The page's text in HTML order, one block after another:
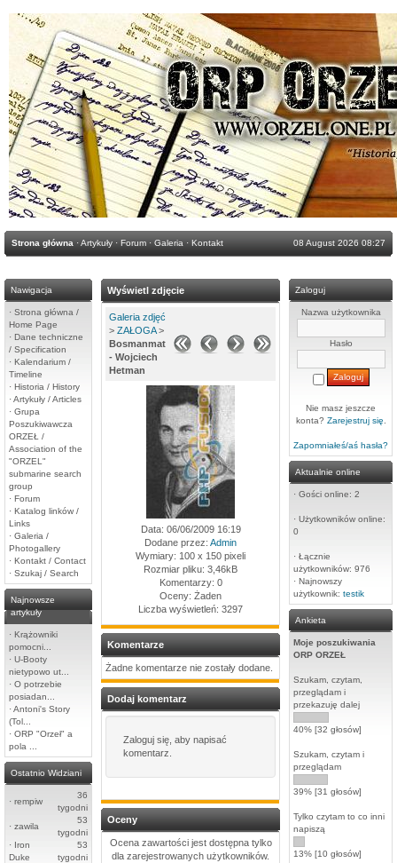
Strona główna ·Artykuły · Forum · Galeria · Kontakt 08 August 2026 08:27
Nawigacja
· Strona główna /
Home Page
· Dane techniczne
/ Specification
· Kalendarium /
Timeline
· Historia / History
·Artykuły / Articles
· Grupa
Poszukiwawcza
ORZEŁ /
Association of the
"ORZEL"
submarine search
group
· Forum
· Katalog linków /
Links
· Galeria /
Photogallery
· Kontakt / Contact
· Szukaj / Search
Najnowsze
artykuły
· Krążowniki
pomocni...
· U-Booty
nietypowo ut...
· O potrzebie
posiadan...
·Antoni's Story
(Tol...
· ORP "Orzeł" a
pola ...
Ostatnio Widziani
· rempiw
36
tygodni
· zawila
53
tygodni
· Iron
Duke
53
tygodni
Wyświetl zdjęcie
Galeria zdjęć
> ZAŁOGA>
Bosmanmat
- Wojciech
Hetman
Data: 06/06/2009 16:19
Dodane przez: Admin
Wymiary: 100 x 150 pixeli
Rozmiar pliku: 3,46kB
Komentarzy: 0
Oceny: Żaden
Liczba wyświetleń: 3297
Komentarze
Żadne komentarze nie zostały dodane.
Dodaj komentarz
Zaloguj się, aby napisać
komentarz.
Oceny
Ocena zawartości jest dostępna tylko
dla zarejestrowanych użytkowników.
Zaloguj
Nazwa użytkownika
Hasło
Nie masz jeszcze
konta? Zarejestruj się
Zapomniałeś/aś hasła?
Aktualnie online
· Gości online: 2
· Użytkowników online:
0
· Łącznie
użytkowników: 976
· Najnowszy
użytkownik: testik
Ankieta
Moje poszukiwania
ORP ORZEŁ
Szukam, czytam,
przeglądam i
przekazuję dalej
40% [32 głosów]
Szukam, czytam i
przeglądam
39% [31 głosów]
Tylko czytam to co inni
napiszą
13% [10 głosów]